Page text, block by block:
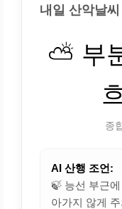
내일 산악날
⛅ 부
종
AI 산행 조언:
🍃 능선 부근
아가지 않게